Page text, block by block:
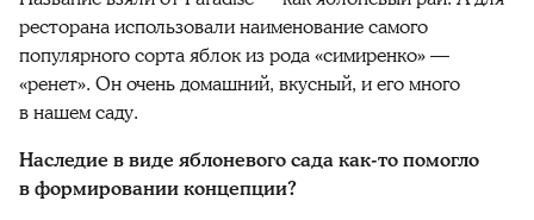
ресторана использовали наименование самого
популярного сорта яблок из рода «симиренко» —
«ренет». Он очень домашний, вкусный, и его много
в нашем саду.
Наследие в виде яблоневого сада как-то помогло
в формировании концепции?